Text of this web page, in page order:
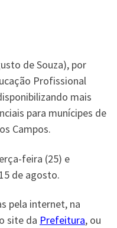
de Souza), por
Profissional
mais
para munícipes de
Campos.
feira (25) e
de agosto.
pela internet, na
site da Prefeitura, ou